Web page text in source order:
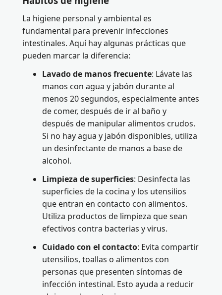
La higiene personal y ambiental es
fundamental para prevenir infecciones
intestinales. Aquí hay algunas prácticas que
pueden marcar la diferencia:
Lavado de manos frecuente: Lávate las
manos con agua y jabón durante al
menos 20 segundos, especialmente antes
de comer, después de ir al baño y
después de manipular alimentos crudos.
Si no hay agua y jabón disponibles, utiliza
un desinfectante de manos a base de
alcohol.
Limpieza de superficies: Desinfecta las
superficies de la cocina y los utensilios
que entran en contacto con alimentos.
Utiliza productos de limpieza que sean
efectivos contra bacterias y virus.
Cuidado con el contacto: Evita compartir
utensilios, toallas o alimentos con
personas que presenten síntomas de
infección intestinal. Esto ayuda a reducir